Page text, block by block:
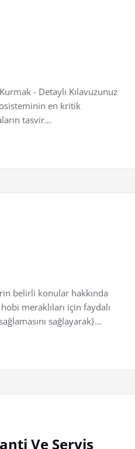
- Detaylı Kılavuzunuz
en kritik
tasvir…
belirli konular hakkında
meraklıları için faydalı
sağlayarak}…
Ve Servis